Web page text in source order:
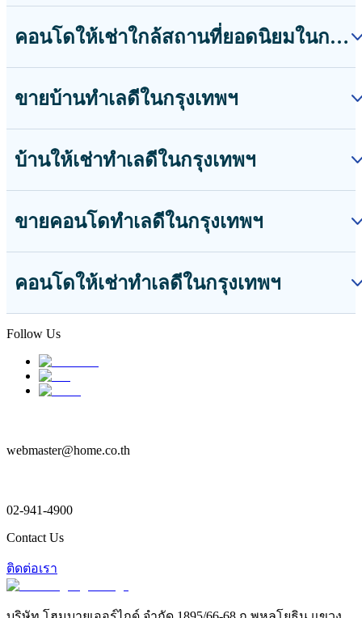
คอนโดให้เช่าใกล้สถานที่ยอดนิยมในกรุงเทพฯ
ขายบ้านทำเลดีในกรุงเทพฯ
บ้านให้เช่าทำเลดีในกรุงเทพฯ
ขายคอนโดทำเลดีในกรุงเทพฯ
คอนโดให้เช่าทำเลดีในกรุงเทพฯ
Follow Us
webmaster@home.co.th
02-941-4900
Contact Us
ติดต่อเรา